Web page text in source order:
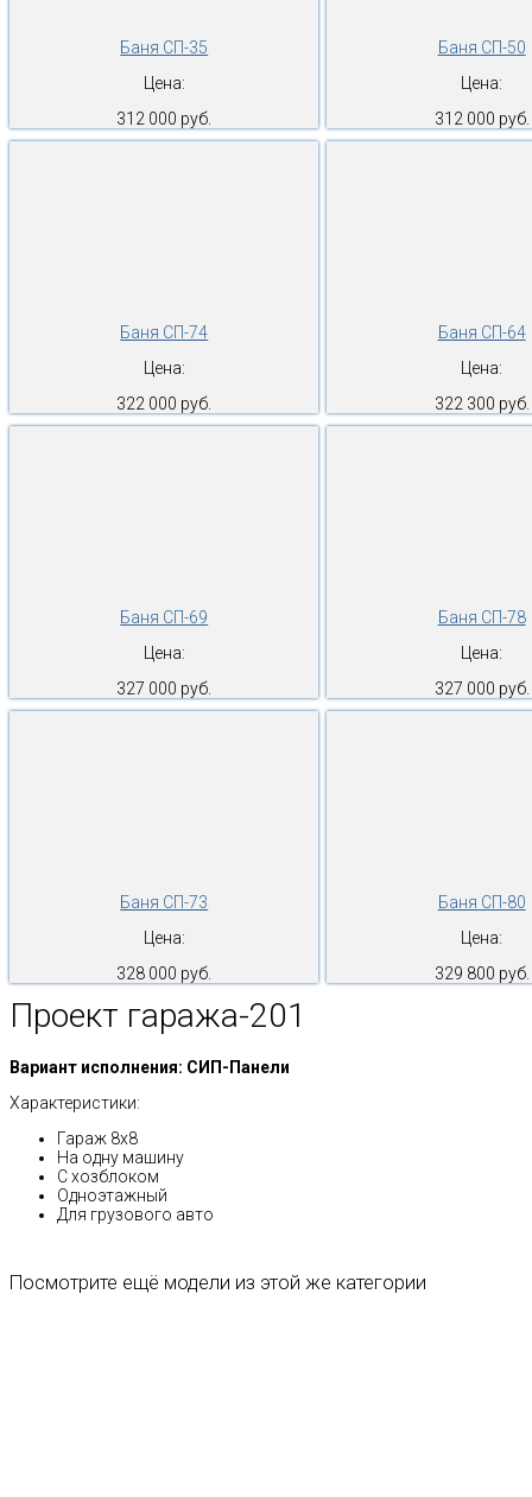
Баня СП-35
Цена:
312 000 руб.
Баня СП-50
Цена:
312 000 руб.
Баня СП-74
Цена:
322 000 руб.
Баня СП-64
Цена:
322 300 руб.
Баня СП-69
Цена:
327 000 руб.
Баня СП-78
Цена:
327 000 руб.
Баня СП-73
Цена:
328 000 руб.
Баня СП-80
Цена:
329 800 руб.
Проект гаража-201
Вариант исполнения: СИП-Панели
Характеристики:
Гараж 8х8
На одну машину
С хозблоком
Одноэтажный
Для грузового авто
Посмотрите ещё модели из этой же категории